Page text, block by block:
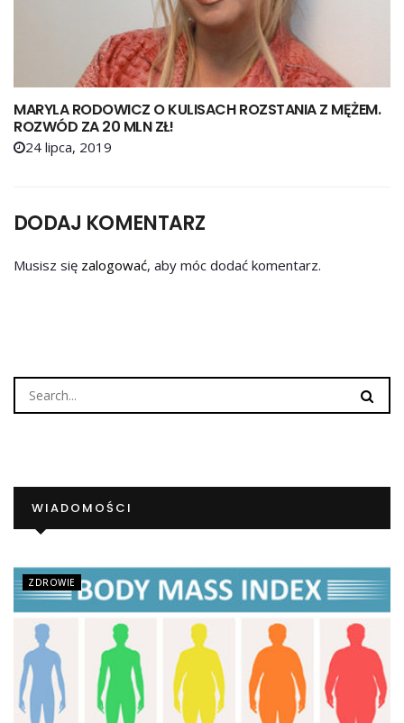
MARYLA RODOWICZ O KULISACH ROZSTANIA Z MĘŻEM.
ROZWÓD ZA 20 MLN ZŁ!
24 lipca, 2019
DODAJ KOMENTARZ
Musisz się zalogować, aby móc dodać komentarz.
WIADOMOŚCI
ZDROWIE